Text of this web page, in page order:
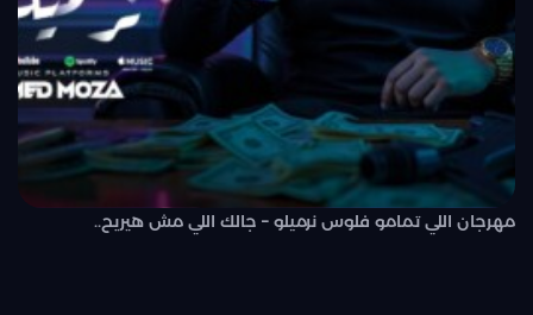
مهرجان اللي تمامو فلوس نرميلو – جالك اللي مش هيريح..